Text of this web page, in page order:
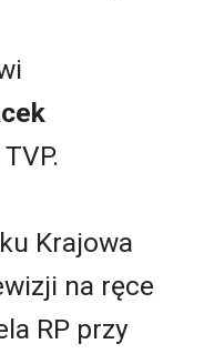
Krajowa
na ręce
RP przy